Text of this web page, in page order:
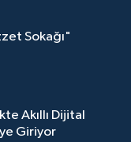
Sokağı"
Giriyor